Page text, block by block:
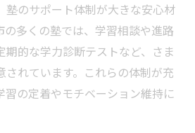
塾のサポート体制が大きな安心材
の多くの塾では、学習相談や進路
期的な学力診断テストなど、さま
されています。これらの体制が充
習の定着やモチベーション維持に